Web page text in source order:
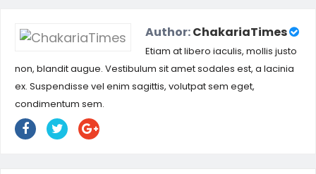
Author:ChakariaTimes
Etiam at libero iaculis, mollis justo
non, blandit augue. Vestibulum sit amet sodales est, a lacinia
ex. Suspendisse vel enim sagittis, volutpat sem eget,
condimentum sem.